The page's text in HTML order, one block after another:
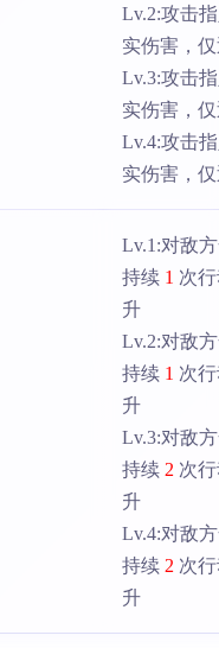
Lv.2:攻击
实伤害，
Lv.3:攻击
实伤害，
Lv.4:攻击
实伤害，
Lv.1:对敌
持续 1 次
升
Lv.2:对敌
持续 1 次
升
Lv.3:对敌
持续 2 次
升
Lv.4:对敌
持续 2 次
升